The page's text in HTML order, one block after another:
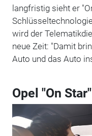
langfristig sieht er
wird der
neue Zeit: "Damit
Auto und das Auto
Opel "On Star"